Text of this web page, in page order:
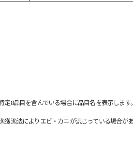
8品目を含んでいる場合に品目名を表示します。
法によりエビ・カニが混じっている場合が